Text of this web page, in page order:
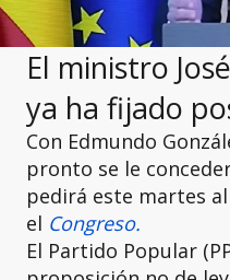
El ministro
ya ha fijado
Con Edmundo
pronto se le
pedirá este martes
el Congreso.
El Partido Popular